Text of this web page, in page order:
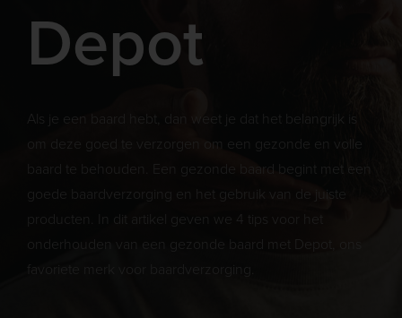
Depot
Als je een baard hebt, dan weet je dat het belangrijk is
om deze goed te verzorgen om een gezonde en volle
baard te behouden. Een gezonde baard begint met een
goede baardverzorging en het gebruik van de juiste
producten. In dit artikel geven we 4 tips voor het
onderhouden van een gezonde baard met Depot, ons
favoriete merk voor baardverzorging.